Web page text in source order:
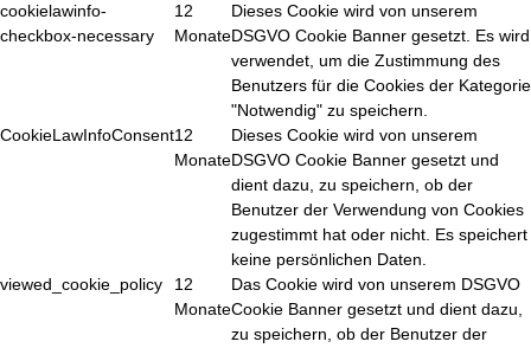
cookielawinfo-
checkbox-necessary
12
Monate
Dieses Cookie wird von unserem
DSGVO Cookie Banner gesetzt. Es wird
verwendet, um die Zustimmung des
Benutzers für die Cookies der Kategorie
"Notwendig" zu speichern.
CookieLawInfoConsent12
Monate
Dieses Cookie wird von unserem
DSGVO Cookie Banner gesetzt und
dient dazu, zu speichern, ob der
Benutzer der Verwendung von Cookies
zugestimmt hat oder nicht. Es speichert
keine persönlichen Daten.
viewed_cookie_policy
12
Monate
Das Cookie wird von unserem DSGVO
Cookie Banner gesetzt und dient dazu,
zu speichern, ob der Benutzer der